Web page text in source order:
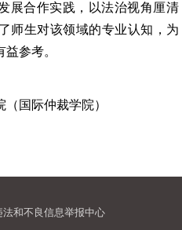
展合作实践，以法治视角厘清
师生对该领域的专业认知，为
参考。
国际仲裁学院）
和不良信息举报中心